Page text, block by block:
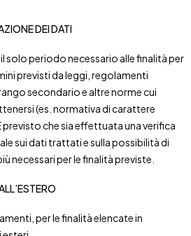
DEI DATI
solo periodo necessario alle finalità per
previsti da leggi, regolamenti
secondario e altre norme cui
(es. normativa di carattere
previsto che sia effettuata una verifica
sui dati trattati e sulla possibilità di
necessari per le finalità previste.
per le finalità elencate in